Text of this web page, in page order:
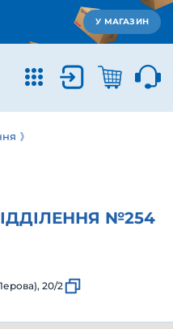
У МАГАЗИН
№254
20/2